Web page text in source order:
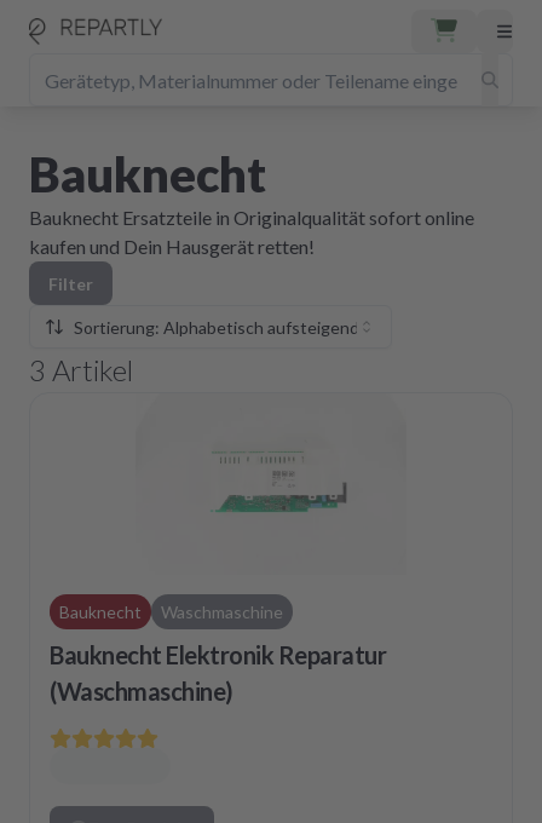
Bauknecht
Bauknecht Ersatzteile in Originalqualität sofort online
kaufen und Dein Hausgerät retten!
Filter
Sortierung: Alphabetisch aufsteigend
3 Artikel
Bauknecht Waschmaschine
Bauknecht Elektronik Reparatur
(Waschmaschine)